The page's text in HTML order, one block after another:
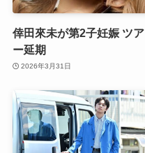
倖田來未が第2子妊娠 ツア
ー延期
2026年3月31日